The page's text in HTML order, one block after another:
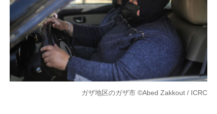
ガザ地区のガザ市 ©Abed Zakkout / ICRC